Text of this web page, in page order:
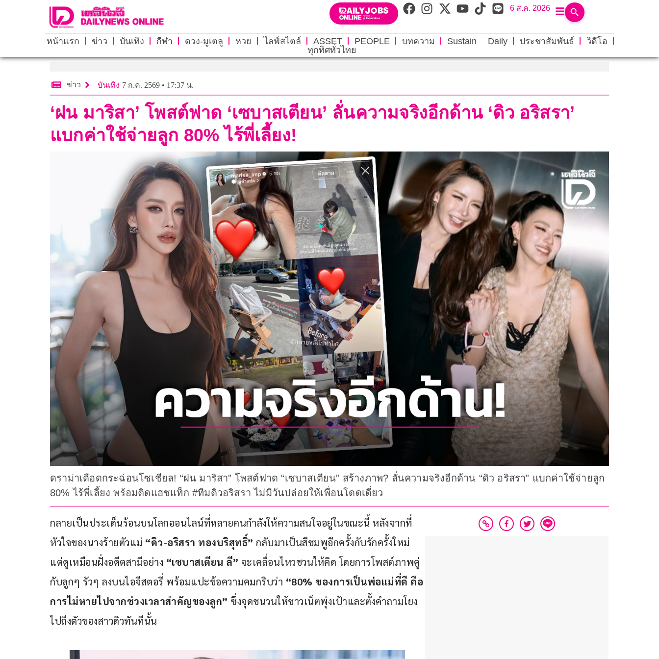
6 ส.ค. 2026
หน้าแรก ข่าว บันเทิง กีฬา ดวง-มูเตลู หวย ไลฟ์สไตล์ ASSET PEOPLE บทความ Sustain Daily ประชาสัมพันธ์
วิดีโอ
ทุกทิศทั่วไทย
ข่าว บันเทิง 7 ก.ค. 2569 • 17:37 น.
‘ฝน มาริสา’ โพสต์ฟาด ‘เซบาสเตียน’ ลั่นความจริงอีกด้าน ‘ดิว อริสรา’
แบกค่าใช้จ่ายลูก 80% ไร้พี่เลี้ยง!
ดราม่าเดือดกระฉ่อนโซเชียล! “ฝน มาริสา” โพสต์ฟาด “เซบาสเตียน” สร้างภาพ? ลั่นความจริงอีกด้าน “ดิว อริสรา” แบกค่าใช้จ่ายลูก
80% ไร้พี่เลี้ยง พร้อมติดแฮชแท็ก #ทีมดิวอริสรา ไม่มีวันปล่อยให้เพื่อนโดดเดี่ยว
กลายเป็นประเด็นร้อนบนโลกออนไลน์ที่หลายคนกำลังให้ความสนใจอยู่ในขณะนี้ หลังจากที่
หัวใจของนางร้ายตัวแม่ “ดิว-อริสรา ทองบริสุทธิ์” กลับมาเป็นสีชมพูอีกครั้งกับรักครั้งใหม่
แต่ดูเหมือนฝั่งอดีตสามีอย่าง “เซบาสเตียน ลี” จะเคลื่อนไหวชวนให้คิด โดยการโพสต์ภาพคู่
กับลูกๆ รัวๆ ลงบนไอจีสตอรี่ พร้อมแปะข้อความคมกริบว่า “80% ของการเป็นพ่อแม่ที่ดี คือ
การไม่หายไปจากช่วงเวลาสำคัญของลูก” ซึ่งจุดชนวนให้ชาวเน็ตพุ่งเป้าและตั้งคำถามโยง
ไปถึงตัวของสาวดิวทันทีนั้น